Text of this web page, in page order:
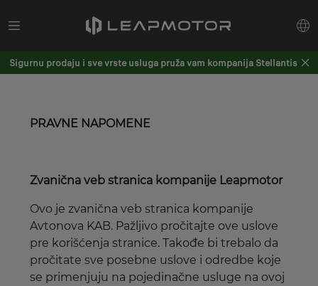
Sigurnu prodaju i sve vrste usluga pruža vam kompanija Stellantis
PRAVNE NAPOMENE
Zvanična veb stranica kompanije Leapmotor
Ovo je zvanična veb stranica kompanije
Avtonova KAB. Pažljivo pročitajte ove uslove
pre korišćenja stranice. Takođe bi trebalo da
pročitate sve posebne uslove i odredbe koje
se primenjuju na pojedinačne usluge na ovoj